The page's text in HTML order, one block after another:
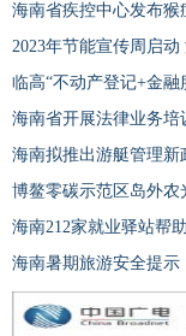
海南省疾控中心发布
2023年节能宣传周启
临高“不动产登记+金
海南省开展法律业务
海南拟推出游艇管理新
博鳌零碳示范区岛外
海南212家就业驿站帮
海南暑期旅游安全提